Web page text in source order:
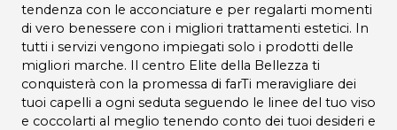
tendenza con le acconciature e per regalarti momenti
di vero benessere con i migliori trattamenti estetici. In
tutti i servizi vengono impiegati solo i prodotti delle
migliori marche. Il centro Elite della Bellezza ti
conquisterà con la promessa di farTi meravigliare dei
tuoi capelli a ogni seduta seguendo le linee del tuo viso
e coccolarti al meglio tenendo conto dei tuoi desideri e